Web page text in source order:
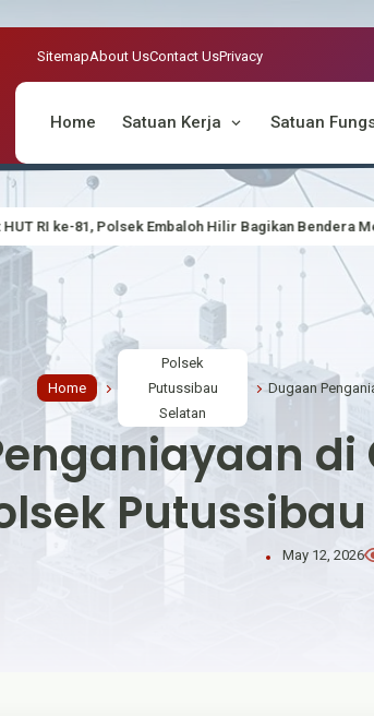
SitemapAbout UsContact UsPrivacy
Home Satuan Kerja Satuan
Embaloh Hilir Bagikan Bendera Merah Putih kepada
Home
Polsek
Putussibau
Selatan
May 12, 2026